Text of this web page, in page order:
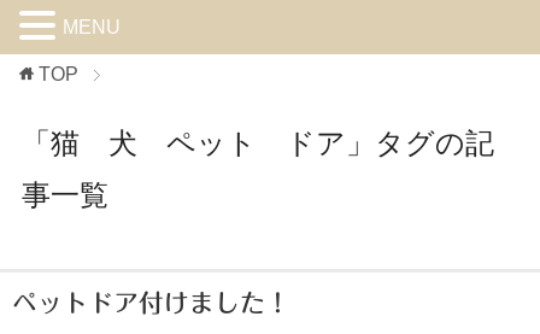
TOP
「猫 犬 ペット ドア」タグの記
事一覧
ペットドア付けました！
MENU